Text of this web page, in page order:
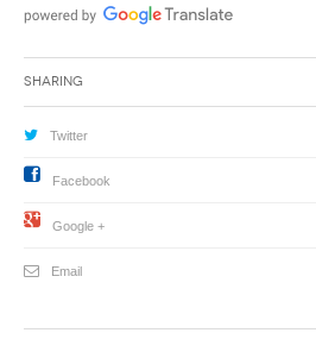
Sharing
Twitter
Facebook
Google +
Email